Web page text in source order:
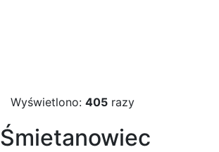
Wyświetlono: 405 razy
Śmietanowiec